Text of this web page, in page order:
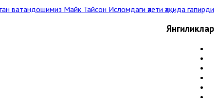
ватандошимиз Майк Тайсон Исломдаги ҳаёти ҳақида гапирди »
Янгиликлар